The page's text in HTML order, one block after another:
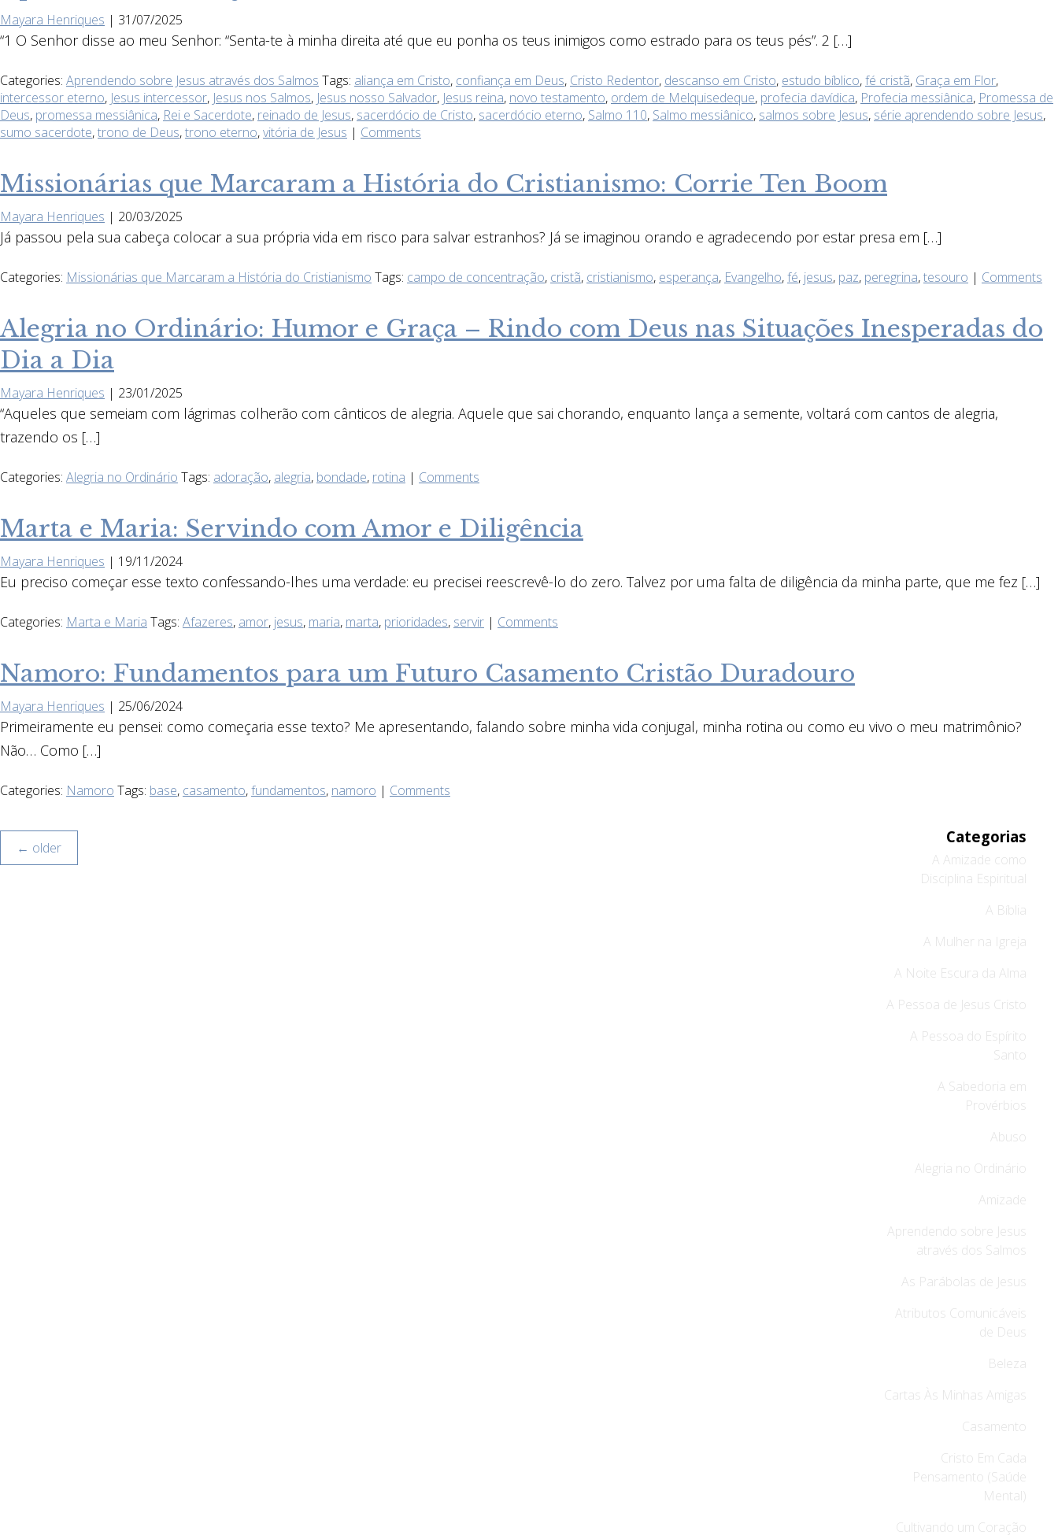
Mayara Henriques | 31/07/2025
“1 O Senhor disse ao meu Senhor: “Senta-te à minha direita até que eu ponha os teus inimigos como estrado para os teus pés”. 2 […]
Categories: Aprendendo sobre Jesus através dos Salmos Tags: aliança em Cristo, confiança em Deus, Cristo Redentor, descanso em Cristo, estudo bíblico,fé cristã, Graça em Flor,
intercessor eterno, Jesus intercessor, Jesus nos Salmos, Jesus nosso Salvador, Jesus reina, novo testamento, ordem de Melquisedeque, profecia davídica, Profecia messiânica, Promessa de
Deus, promessa messiânica, Rei e Sacerdote, reinado de Jesus, sacerdócio de Cristo, sacerdócio eterno, Salmo 110, Salmo messiânico, salmos sobre Jesus, série aprendendo sobre Jesus,
sumo sacerdote,trono de Deus,trono eterno,vitória de Jesus | Comments
Missionárias que Marcaram a História do Cristianismo: Corrie Ten Boom
Mayara Henriques | 20/03/2025
Já passou pela sua cabeça colocar a sua própria vida em risco para salvar estranhos? Já se imaginou orando e agradecendo por estar presa em […]
Categories: Missionárias que Marcaram a História do Cristianismo Tags: campo de concentração, cristã, cristianismo, esperança, Evangelho,fé, jesus, paz, peregrina,tesouro | Comments
Alegria no Ordinário: Humor e Graça – Rindo com Deus nas Situações Inesperadas do
Dia a Dia
Mayara Henriques | 23/01/2025
“Aqueles que semeiam com lágrimas colherão com cânticos de alegria. Aquele que sai chorando, enquanto lança a semente, voltará com cantos de alegria,
trazendo os […]
Categories: Alegria no Ordinário Tags: adoração, alegria, bondade, rotina | Comments
Marta e Maria: Servindo com Amor e Diligência
Mayara Henriques | 19/11/2024
Eu preciso começar esse texto confessando-lhes uma verdade: eu precisei reescrevê-lo do zero. Talvez por uma falta de diligência da minha parte, que me fez […]
Categories: Marta e Maria Tags: Afazeres, amor, jesus, maria, marta, prioridades, servir | Comments
Namoro: Fundamentos para um Futuro Casamento Cristão Duradouro
Mayara Henriques | 25/06/2024
Primeiramente eu pensei: como começaria esse texto? Me apresentando, falando sobre minha vida conjugal, minha rotina ou como eu vivo o meu matrimônio?
Não… Como […]
Categories: Namoro Tags: base, casamento,fundamentos, namoro | Comments
← older
Categorias
A Amizade como
Disciplina Espiritual
A Bíblia
A Mulher na Igreja
A Noite Escura da Alma
A Pessoa de Jesus Cristo
A Pessoa do Espírito
Santo
A Sabedoria em
Provérbios
Abuso
Alegria no Ordinário
Amizade
Aprendendo sobre Jesus
através dos Salmos
As Parábolas de Jesus
Atributos Comunicáveis
de Deus
Beleza
Cartas Às Minhas Amigas
Casamento
Cristo Em Cada
Pensamento (Saúde
Mental)
Cultivando um Coração